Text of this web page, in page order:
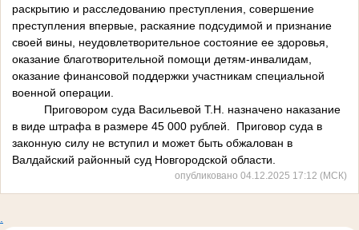
раскрытию и расследованию преступления, совершение
преступления впервые, раскаяние подсудимой и признание
своей вины, неудовлетворительное состояние ее здоровья,
оказание благотворительной помощи детям-инвалидам,
оказание финансовой поддержки участникам специальной
военной операции.
Приговором суда Васильевой Т.Н. назначено наказание
в виде штрафа в размере 45 000 рублей. Приговор суда в
законную силу не вступил и может быть обжалован в
Валдайский районный суд Новгородской области.
опубликовано 04.12.2025 17:12 (МСК)